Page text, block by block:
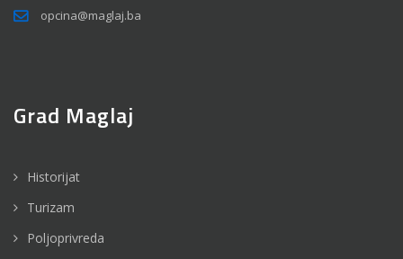
opcina@maglaj.ba
Grad Maglaj
Historijat
Turizam
Poljoprivreda